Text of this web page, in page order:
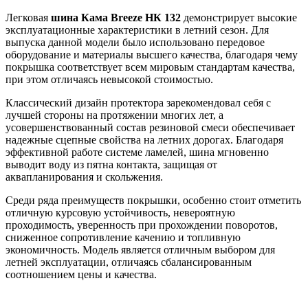
Легковая шина Кама Breeze НК 132 демонстрирует высокие
эксплуатационные характеристики в летний сезон. Для
выпуска данной модели было использовано передовое
оборудование и материалы высшего качества, благодаря чему
покрышка соответствует всем мировым стандартам качества,
при этом отличаясь невысокой стоимостью.
Классический дизайн протектора зарекомендовал себя с
лучшей стороны на протяжении многих лет, а
усовершенствованный состав резиновой смеси обеспечивает
надежные сцепные свойства на летних дорогах. Благодаря
эффективной работе системе ламелей, шина мгновенно
выводит воду из пятна контакта, защищая от
аквапланирования и скольжения.
Среди ряда преимуществ покрышки, особенно стоит отметить
отличную курсовую устойчивость, невероятную
проходимость, уверенность при прохождении поворотов,
сниженное сопротивление качению и топливную
экономичность. Модель является отличным выбором для
летней эксплуатации, отличаясь сбалансированным
соотношением цены и качества.